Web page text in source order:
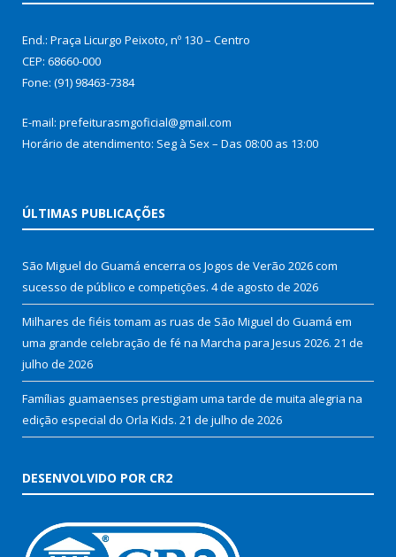
End.: Praça Licurgo Peixoto, nº 130 – Centro
CEP: 68660-000
Fone: (91) 98463-7384
E-mail: prefeiturasmgoficial@gmail.com
Horário de atendimento: Seg à Sex – Das 08:00 as 13:00
ÚLTIMAS PUBLICAÇÕES
São Miguel do Guamá encerra os Jogos de Verão 2026 com
sucesso de público e competições. 4 de agosto de 2026
Milhares de fiéis tomam as ruas de São Miguel do Guamá em
uma grande celebração de fé na Marcha para Jesus 2026. 21 de
julho de 2026
Famílias guamaenses prestigiam uma tarde de muita alegria na
edição especial do Orla Kids. 21 de julho de 2026
DESENVOLVIDO POR CR2